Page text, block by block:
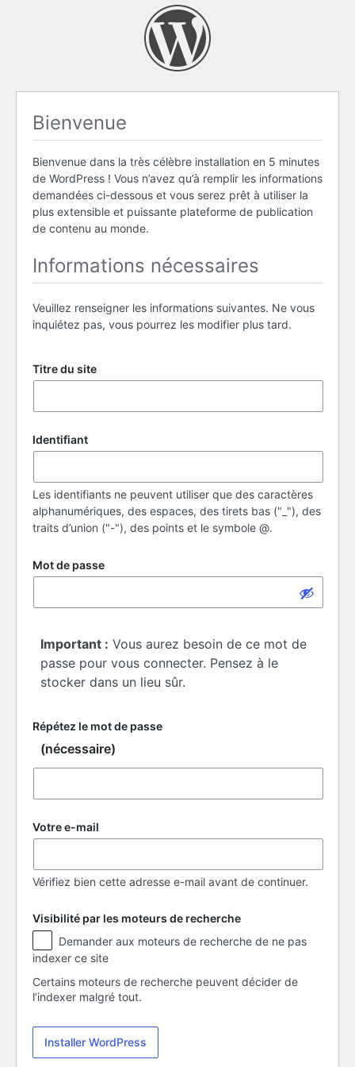
Bienvenue
Bienvenue dans la très célèbre installation en 5 minutes
de WordPress ! Vous n’avez qu’à remplir les informations
demandées ci-dessous et vous serez prêt à utiliser la
plus extensible et puissante plateforme de publication
de contenu au monde.
Informations nécessaires
Veuillez renseigner les informations suivantes. Ne vous
inquiétez pas, vous pourrez les modifier plus tard.
Titre du site
Identifiant
Les identifiants ne peuvent utiliser que des caractères
alphanumériques, des espaces, des tirets bas ("_"), des
traits d’union ("-"), des points et le symbole @.
Mot de passe
Important : Vous aurez besoin de ce mot de
passe pour vous connecter. Pensez à le
stocker dans un lieu sûr.
Répétez le mot de passe
(nécessaire)
Votre e-mail
Vérifiez bien cette adresse e-mail avant de continuer.
Visibilité par les moteurs de recherche
Visibilité
par
les
moteurs
de
indexer ce site
Certains moteurs de recherche peuvent décider de
l’indexer malgré tout.